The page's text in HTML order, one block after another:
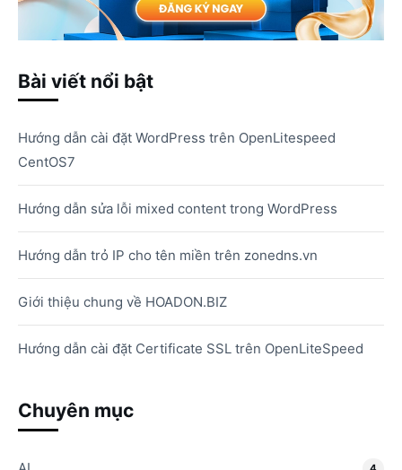
Bài viết nổi bật
Hướng dẫn cài đặt WordPress trên OpenLitespeed
CentOS7
Hướng dẫn sửa lỗi mixed content trong WordPress
Hướng dẫn trỏ IP cho tên miền trên zonedns.vn
Giới thiệu chung về HOADON.BIZ
Hướng dẫn cài đặt Certificate SSL trên OpenLiteSpeed
Chuyên mục